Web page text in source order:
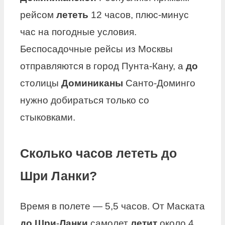
рейсом лететь 12 часов, плюс-минус
час на погодные условия.
Беспосадочные рейсы из Москвы
отправляются в город Пунта-Кану, а до
столицы Доминиканы Санто-Доминго
нужно добираться только со
стыковками.
Сколько часов лететь до
Шри Ланки?
Время в полете — 5,5 часов. От Маската